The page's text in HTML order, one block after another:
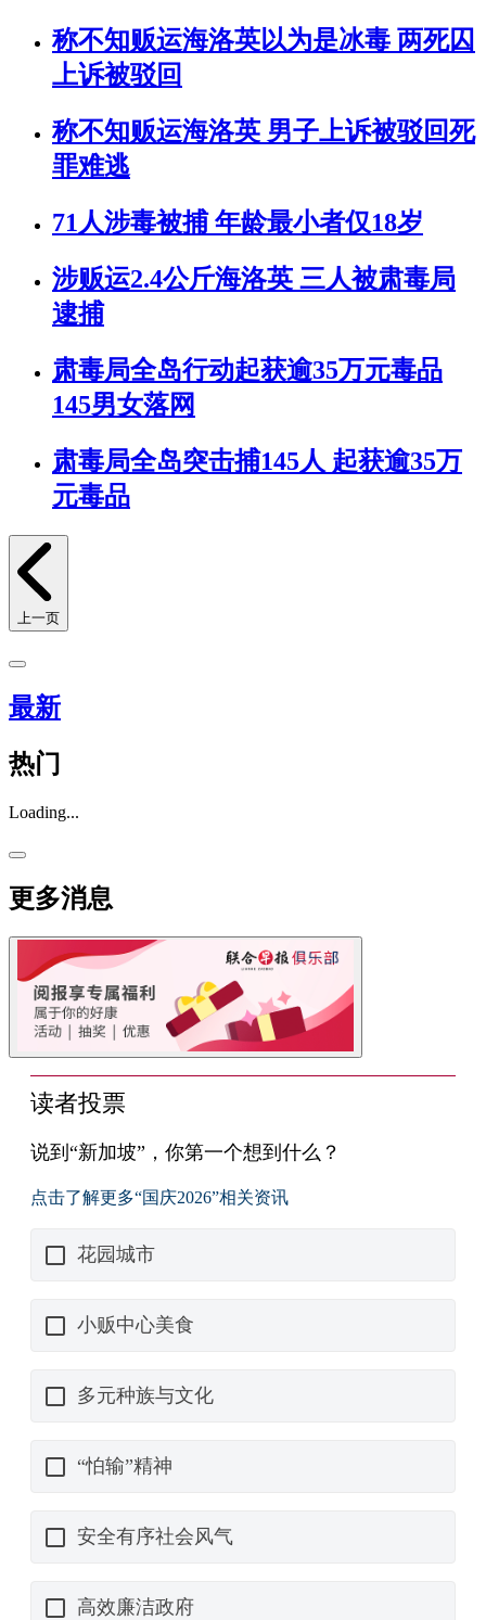
称不知贩运海洛英以为是冰毒 两死囚
上诉被驳回
称不知贩运海洛英 男子上诉被驳回死
罪难逃
71人涉毒被捕 年龄最小者仅18岁
涉贩运2.4公斤海洛英 三人被肃毒局
逮捕
肃毒局全岛行动起获逾35万元毒品
145男女落网
肃毒局全岛突击捕145人 起获逾35万
元毒品
上一页
最新
热门
Loading...
更多消息